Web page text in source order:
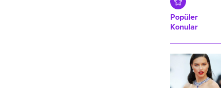
Popüler
Konular